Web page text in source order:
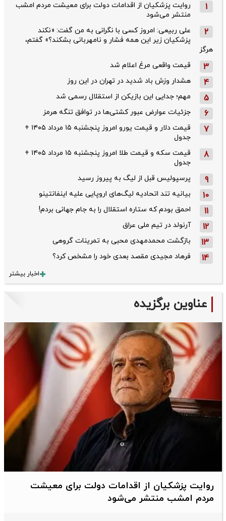
1
روایت پزشکیان از اقدامات دولت برای معیشت مردم امشب
منتشر می‌شود
2
علی ربیعی: امروز کسی با نگرانی به من گفت: «نکند
پزشکیان زیر این همه فشار و نامهربانی بشکند؟» گفتم،
هرگز
3 قیمت واقعی مرغ اعلام شد
4 هشدار وزش باد شدید در تهران در این روز
5 مهم؛ جدایی این بازیکن از استقلال رسمی شد
6 جزئیات عوارض عبور کشتی‌ها در توافق تنگه هرمز
7
قیمت دلار و قیمت یورو امروز پنجشنبه ۱۵ مرداد ۱۴۰۵ +
جدول
8
قیمت سکه و قیمت طلا امروز پنجشنبه ۱۵ مرداد ۱۴۰۵ +
جدول
9 پرسپولیس قبل از لیگ به پیروز رسید
10 بیانیه تند اتحادیه لیگ‌های اروپایی علیه اینفانتینو
11 احمق بودم که ستاره استقلال را به جام جهانی بردم!
12 آرنولد در تیم ملی عراق
13 بازگشت محمدمهدی محبی به تمرینات گروهی
14 فرهاد مجیدی مقصد بعدی خود را مشخص کرد؟
اخبار بیشتر
عناوین برگزیده
روایت پزشکیان از اقدامات دولت برای معیشت
مردم امشب منتشر می‌شود